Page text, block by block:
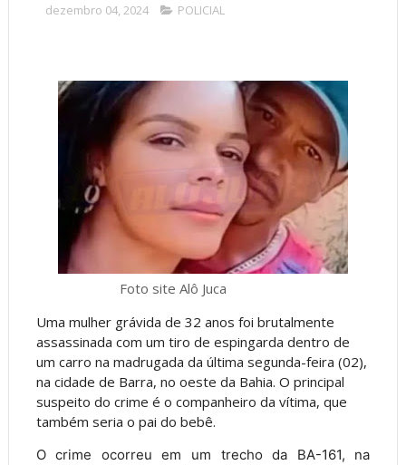
dezembro 04, 2024 POLICIAL
Foto site Alô Juca
Uma mulher grávida de 32 anos foi brutalmente
assassinada com um tiro de espingarda dentro de
um carro na madrugada da última segunda-feira (02),
na cidade de Barra, no oeste da Bahia. O principal
suspeito do crime é o companheiro da vítima, que
também seria o pai do bebê.
O crime ocorreu em um trecho da BA-161, na